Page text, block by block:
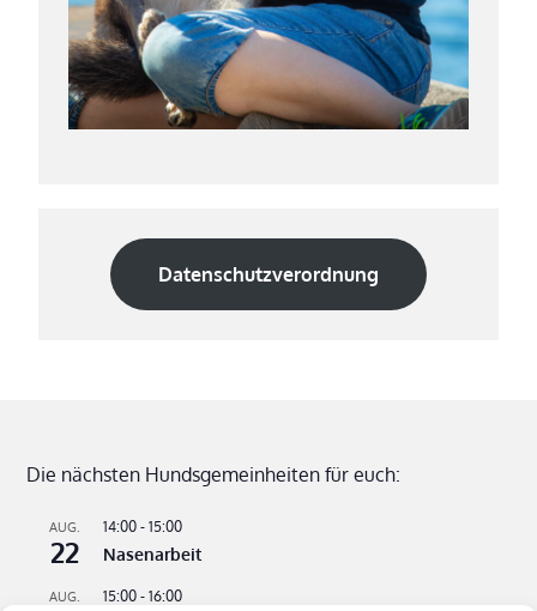
Datenschutzverordnung
Die nächsten Hundsgemeinheiten für euch:
AUG.
22
14:00 -15:00
Nasenarbeit
AUG. 15:00 -16:00